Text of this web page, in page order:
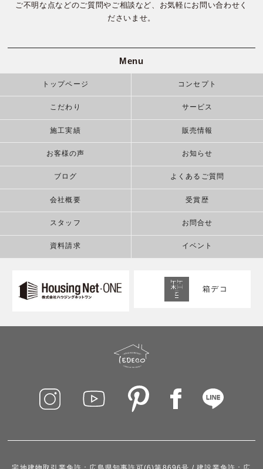
ご不明な点などのご質問やご相談など、お気軽にお問い合わせく
ださいませ。
Menu
トップページ コンセプト
こだわり サービス
施工実績 販売情報
お客様の声 お知らせ
ブログ よくあるご質問
会社概要 受賞歴
スタッフ お問合せ
資料請求 イベント
箱デコ